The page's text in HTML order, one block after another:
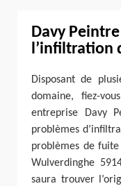
Davy
l’infiltration
Disposant de
domaine, fiez-
entreprise Davy
problèmes
problèmes de
Wulverdinghe
saura trouver